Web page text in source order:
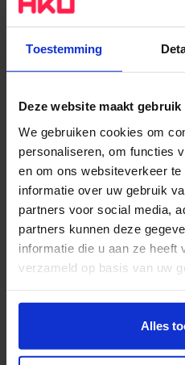
Toestemming
Deze website maakt
We gebruiken cookies om
personaliseren, om functies
en om ons websiteverkeer
informatie over uw gebruik
partners voor social media,
partners kunnen deze
informatie die u aan ze heeft
verzameld op basis van uw
Wil je meer weten of de
https://www.hku.nl/privacy-
Alles
Performance Design) en HKU
voor:
Toekomstige
associate degree
Professionalsdie zich
met een
Studenten die een
volgen
ook van harte
ervaringen te delen met